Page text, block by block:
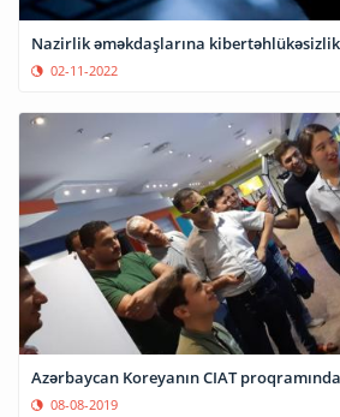
Nazirlik əməkdaşlarına
02-11-2022
Azərbaycan Koreyanın CIAT
08-08-2019